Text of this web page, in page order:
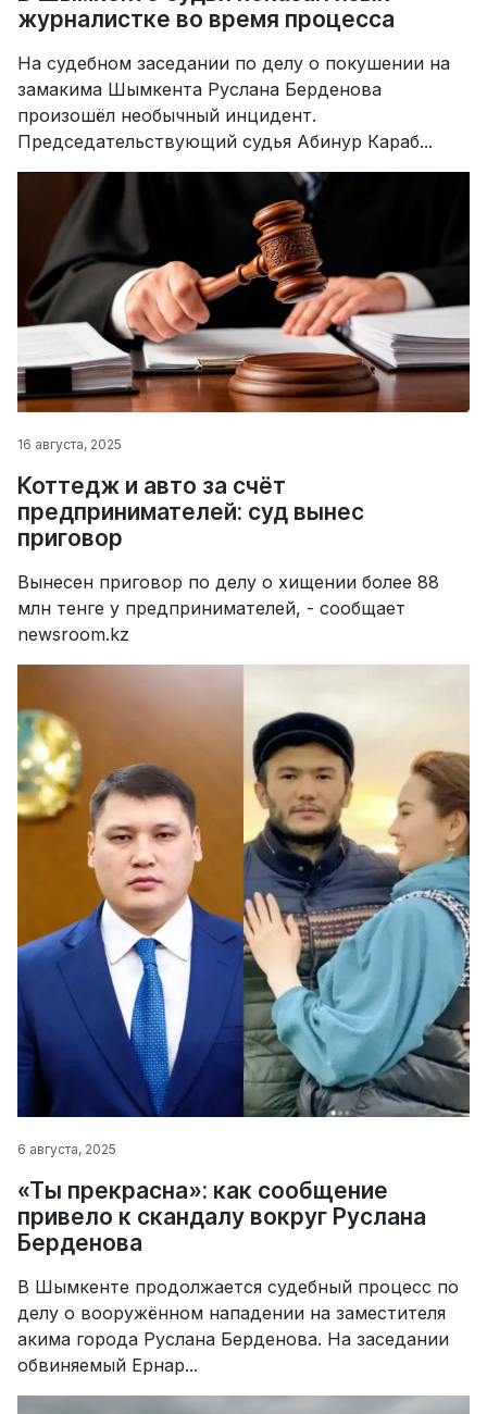
журналистке во время процесса
На судебном заседании по делу о покушении на
замакима Шымкента Руслана Берденова
произошёл необычный инцидент.
Председательствующий судья Абинур Караб...
16 августа, 2025
Коттедж и авто за счёт
предпринимателей: суд вынес
приговор
Вынесен приговор по делу о хищении более 88
млн тенге у предпринимателей, - сообщает
newsroom.kz
6 августа, 2025
«Ты прекрасна»: как сообщение
привело к скандалу вокруг Руслана
Берденова
В Шымкенте продолжается судебный процесс по
делу о вооружённом нападении на заместителя
акима города Руслана Берденова. На заседании
обвиняемый Ернар...